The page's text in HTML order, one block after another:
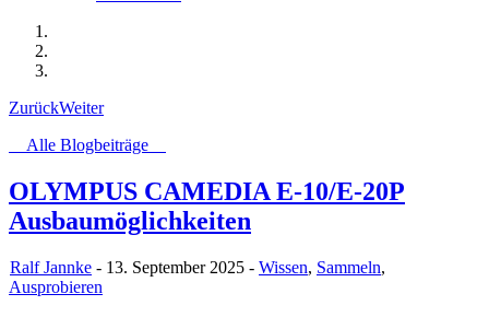
ZurückWeiter
Alle Blogbeiträge
OLYMPUS CAMEDIA E-10/E-20P
Ausbaumöglichkeiten
Ralf Jannke - 13. September 2025 - Wissen, Sammeln,
Ausprobieren